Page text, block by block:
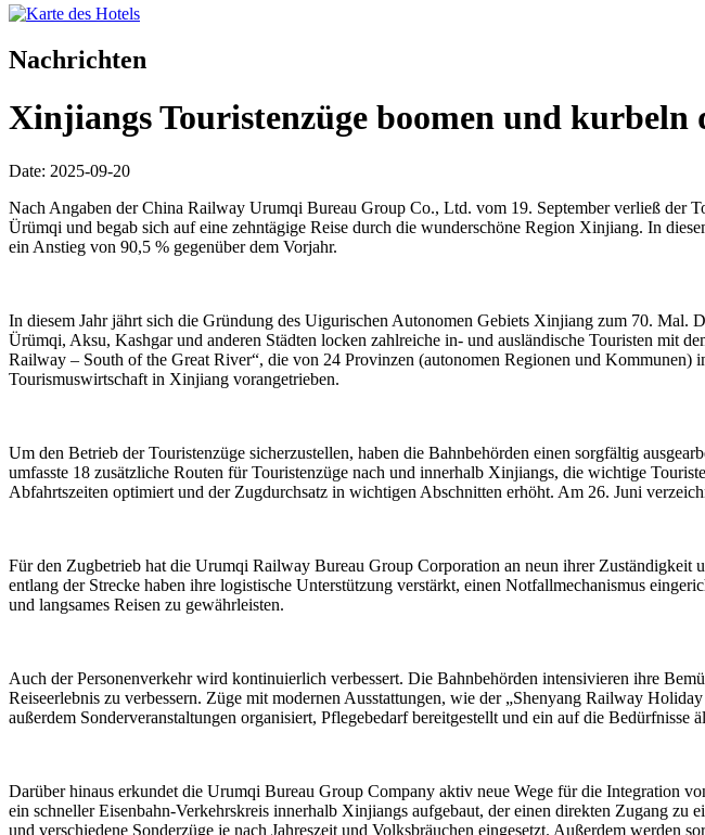
Nachrichten
Xinjiangs Touristenzüge boomen und
Date: 2025-09-20
Nach Angaben der China Railway Urumqi Bureau Group Co., Ltd. vom 19. September verließ der
Ürümqi und begab sich auf eine zehntägige Reise durch die wunderschöne Region Xinjiang. In
ein Anstieg von 90,5 % gegenüber dem Vorjahr.
In diesem Jahr jährt sich die Gründung des Uigurischen Autonomen Gebiets Xinjiang zum 70.
Ürümqi, Aksu, Kashgar und anderen Städten locken zahlreiche in- und ausländische Touristen mit
Railway – South of the Great River“, die von 24 Provinzen (autonomen Regionen und
Tourismuswirtschaft in Xinjiang vorangetrieben.
Um den Betrieb der Touristenzüge sicherzustellen, haben die Bahnbehörden einen sorgfältig
umfasste 18 zusätzliche Routen für Touristenzüge nach und innerhalb Xinjiangs, die wichtige
Abfahrtszeiten optimiert und der Zugdurchsatz in wichtigen Abschnitten erhöht. Am 26. Juni
Für den Zugbetrieb hat die Urumqi Railway Bureau Group Corporation an neun ihrer
entlang der Strecke haben ihre logistische Unterstützung verstärkt, einen Notfallmechanismus
und langsames Reisen zu gewährleisten.
Auch der Personenverkehr wird kontinuierlich verbessert. Die Bahnbehörden intensivieren ihre
Reiseerlebnis zu verbessern. Züge mit modernen Ausstattungen, wie der „Shenyang Railway
außerdem Sonderveranstaltungen organisiert, Pflegebedarf bereitgestellt und ein auf die Bedürfnisse
Darüber hinaus erkundet die Urumqi Bureau Group Company aktiv neue Wege für die Integration
ein schneller Eisenbahn-Verkehrskreis innerhalb Xinjiangs aufgebaut, der einen direkten Zugang zu
und verschiedene Sonderzüge je nach Jahreszeit und Volksbräuchen eingesetzt. Außerdem